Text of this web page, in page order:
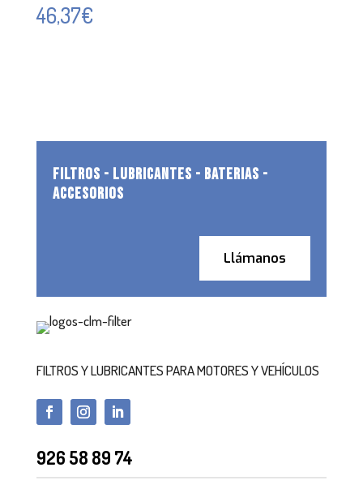
46,37€
FILTROS - LUBRICANTES - BATERIAS -
ACCESORIOS
Llámanos
FILTROS Y LUBRICANTES PARA MOTORES Y VEHÍCULOS
926 58 89 74